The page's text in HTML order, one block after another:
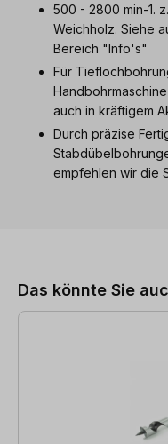
500 - 2800 min-1.
Weichholz. Siehe
Bereich "Info's"
Für
auch in kräftigem
Durch präzise
empfehlen wir die
Das könnte Sie